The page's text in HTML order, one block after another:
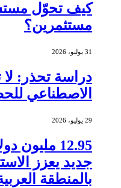
كيف تحوّل
مستثمرين؟
31 يوليو، 2026
دراسة تحذر: لا
الاصطناعي
29 يوليو، 2026
12.95
جديد يعزز
بالمنطقة